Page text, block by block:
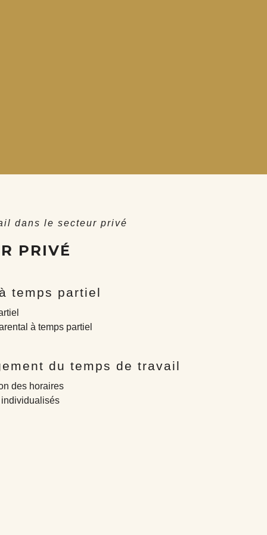
dans le secteur privé
PRIVÉ
temps partiel
à temps partiel
du temps de travail
des horaires
individualisés